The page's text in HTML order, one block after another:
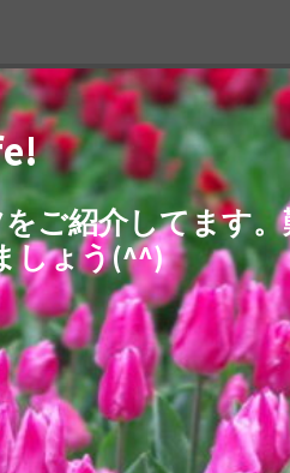
ご紹介してます
しょう(^^)